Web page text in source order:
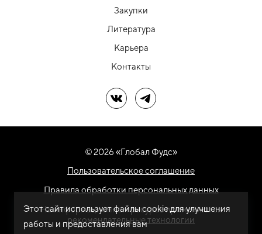
Закупки
Литература
Карьера
Контакты
Мы в ВКМы в Telegram
© 2026 «Глобал Фудс»
Пользовательское соглашение
Правила обработки персональных данных
На информационном ресурсе применяются
рекомендательные технологии
Этот сайт использует файлы cookie для улучшения
работы и предоставления вам